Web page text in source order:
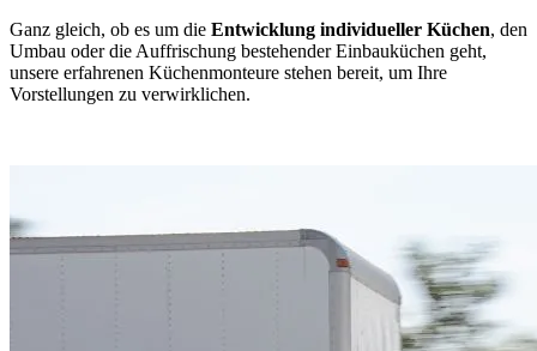
Ganz gleich, ob es um die Entwicklung individueller Küchen, den
Umbau oder die Auffrischung bestehender Einbauküchen geht,
unsere erfahrenen Küchenmonteure stehen bereit, um Ihre
Vorstellungen zu verwirklichen.